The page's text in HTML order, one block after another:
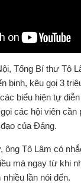
Tổng Bí thư Tô
binh, kêu gọi 3
biểu hiện tự
các hội viên cần
của Đảng.
ông Tô Lâm có
mà ngay từ khi
lần nói đến.